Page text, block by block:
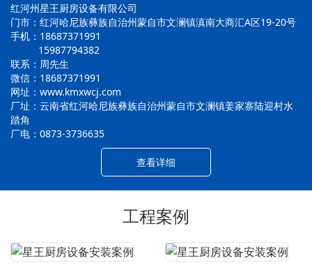
红河州星王厨房设备有限公司
门市：红河哈尼族彝族自治州蒙自市文澜镇滇南大商汇A区19-20号
手机：18687371991
15987794382
联系：周先生
微信：18687371991
网址：www.kmxwcj.com
厂址：云南省红河哈尼族彝族自治州蒙自市文澜镇姜家寨陆迎村水
踏角
厂电：0873-3736635
查看详细
工程案例